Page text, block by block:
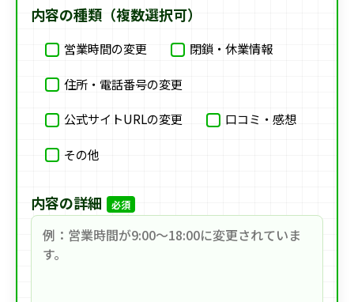
内容の種類（複数選択可）
営業時間の変更 閉鎖・休業情報
住所・電話番号の変更
公式サイトURLの変更 口コミ・感想
その他
内容の詳細 必須